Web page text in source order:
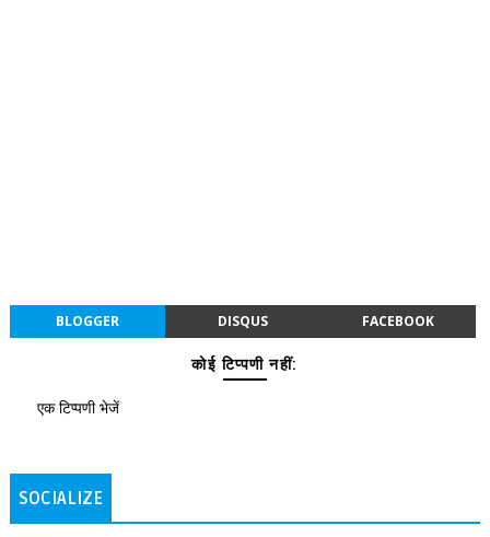
BLOGGER DISQUS FACEBOOK
कोई टिप्पणी नहीं:
एक टिप्पणी भेजें
SOCIALIZE